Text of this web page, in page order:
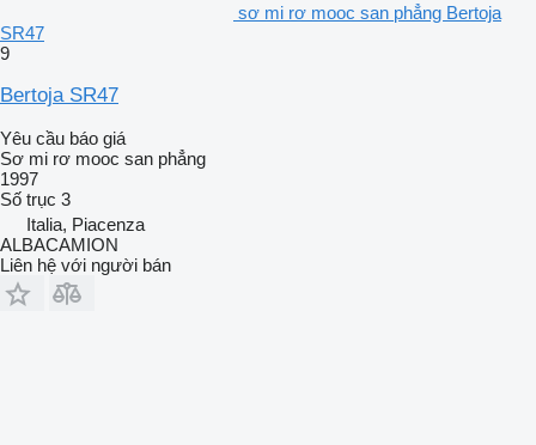
sơ mi rơ mooc san phẳng Bertoja
SR47
9
Bertoja SR47
Yêu cầu báo giá
Sơ mi rơ mooc san phẳng
1997
Số trục 3
Italia, Piacenza
ALBACAMION
Liên hệ với người bán